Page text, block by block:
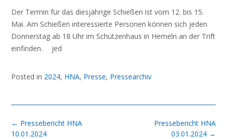
Der Termin für das diesjährige Schießen ist vom 12. bis 15.
Mai. Am Schießen interessierte Personen können sich jeden
Donnerstag ab 18 Uhr im Schützenhaus in Hemeln an der Trift
einfinden. jed
Posted in 2024, HNA, Presse, Pressearchiv
Post
navigation
Pressebericht HNA
03.01.2024 →
← Pressebericht HNA
10.01.2024